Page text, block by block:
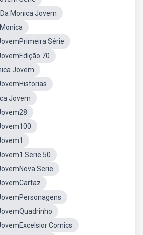
Monica Jovem
Série
70
Jovem
Jovem
Serie 50
Serie
Comics